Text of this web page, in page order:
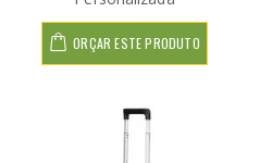
ORÇAR ESTE PRODUTO